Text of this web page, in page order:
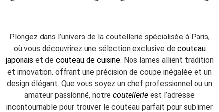
Plongez dans l’univers de la coutellerie spécialisée à Paris,
où vous découvrirez une sélection exclusive de couteau
japonais et de couteau de cuisine. Nos lames allient tradition
et innovation, offrant une précision de coupe inégalée et un
design élégant. Que vous soyez un chef professionnel ou un
amateur passionné, notre coutellerie est l’adresse
incontournable pour trouver le couteau parfait pour sublimer